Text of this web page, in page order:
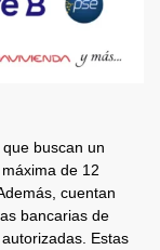
buscan un
de 12
cuentan
bancarias de
Estas